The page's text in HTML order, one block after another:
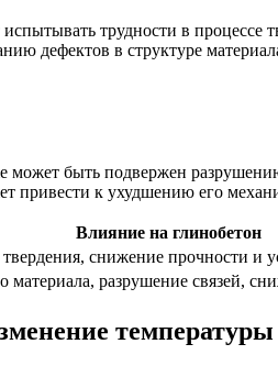
трудности в процессе
дефектов в структуре
может быть подвержен
привести к ухудшению его
Влияние на глинобетон
снижение прочности и
разрушение связей,
температуры